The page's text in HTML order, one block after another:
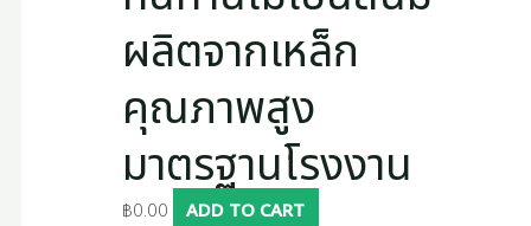
ผลิตจากเหล็ก
คุณภาพสูง
มาตรฐานโรงงาน
฿0.00 ADD TO CART